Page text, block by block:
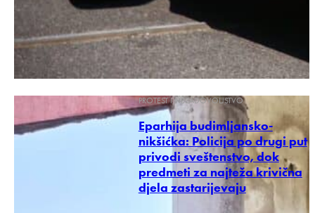
PROTEST I NEZADOVOLJSTVO
Eparhija budimljansko-
nikšićka: Policija po drugi put
privodi sveštenstvo, dok
predmeti za najteža krivična
djela zastarijevaju